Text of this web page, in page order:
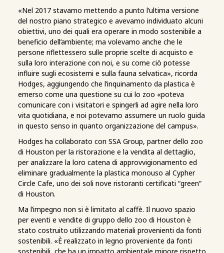
«Nel 2017 stavamo mettendo a punto l’ultima versione
del nostro piano strategico e avevamo individuato alcuni
obiettivi, uno dei quali era operare in modo sostenibile a
beneficio dell’ambiente; ma volevamo anche che le
persone riflettessero sulle proprie scelte di acquisto e
sulla loro interazione con noi, e su come ciò potesse
influire sugli ecosistemi e sulla fauna selvatica», ricorda
Hodges, aggiungendo che l’inquinamento da plastica è
emerso come una questione su cui lo zoo «poteva
comunicare con i visitatori e spingerli ad agire nella loro
vita quotidiana, e noi potevamo assumere un ruolo guida
in questo senso in quanto organizzazione del campus».
Hodges ha collaborato con SSA Group, partner dello zoo
di Houston per la ristorazione e la vendita al dettaglio,
per analizzare la loro catena di approvvigionamento ed
eliminare gradualmente la plastica monouso al Cypher
Circle Cafe, uno dei soli nove ristoranti certificati “green”
di Houston.
Ma l’impegno non si è limitato al caffè. Il nuovo spazio
per eventi e vendite di gruppo dello zoo di Houston è
stato costruito utilizzando materiali provenienti da fonti
sostenibili. «È realizzato in legno proveniente da fonti
sostenibili, che ha un impatto ambientale minore rispetto